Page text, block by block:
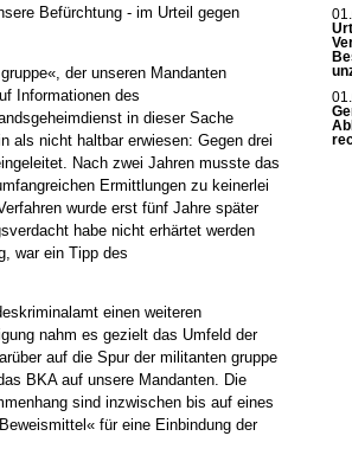
Befürchtung ­- im Urteil gegen
der unseren Mandanten
Informationen des
in dieser Sache
als nicht haltbar erwiesen: Gegen drei
Nach zwei Jahren musste das
Ermittlungen zu keinerlei
wurde erst fünf Jahre später
habe nicht erhärtet werden
war ein Tipp des
einen weiteren
nahm es gezielt das Umfeld der
auf die Spur der militanten gruppe
BKA auf unsere Mandanten. Die
sind inzwischen bis auf eines
für eine Einbindung der